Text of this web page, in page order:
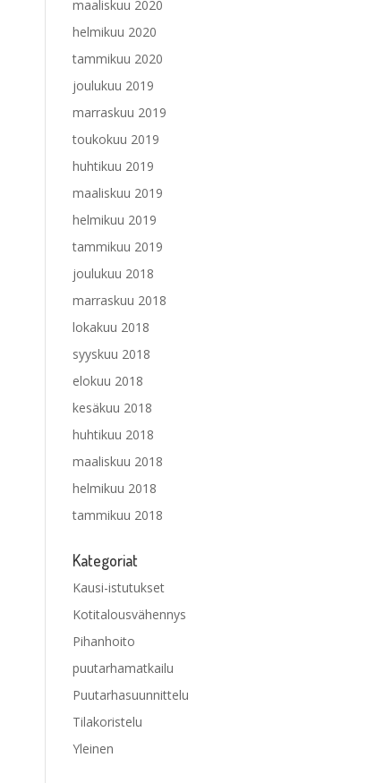
maaliskuu 2020
helmikuu 2020
tammikuu 2020
joulukuu 2019
marraskuu 2019
toukokuu 2019
huhtikuu 2019
maaliskuu 2019
helmikuu 2019
tammikuu 2019
joulukuu 2018
marraskuu 2018
lokakuu 2018
syyskuu 2018
elokuu 2018
kesäkuu 2018
huhtikuu 2018
maaliskuu 2018
helmikuu 2018
tammikuu 2018
Kategoriat
Kausi-istutukset
Kotitalousvähennys
Pihanhoito
puutarhamatkailu
Puutarhasuunnittelu
Tilakoristelu
Yleinen